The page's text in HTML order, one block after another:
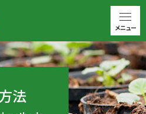
法
メニュー